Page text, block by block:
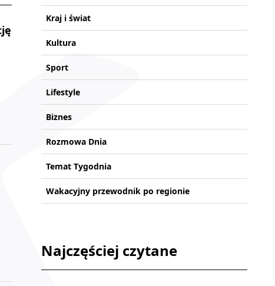
Kraj i świat
Kultura
Sport
Lifestyle
Biznes
Rozmowa Dnia
Temat Tygodnia
Wakacyjny przewodnik po regionie
Najczęściej czytane